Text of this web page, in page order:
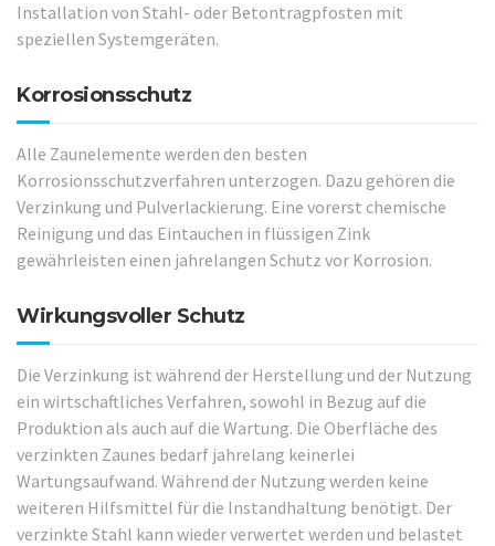
Installation von Stahl- oder Betontragpfosten mit
speziellen Systemgeräten.
Korrosionsschutz
Alle Zaunelemente werden den besten
Korrosionsschutzverfahren unterzogen. Dazu gehören die
Verzinkung und Pulverlackierung. Eine vorerst chemische
Reinigung und das Eintauchen in flüssigen Zink
gewährleisten einen jahrelangen Schutz vor Korrosion.
Wirkungsvoller Schutz
Die Verzinkung ist während der Herstellung und der Nutzung
ein wirtschaftliches Verfahren, sowohl in Bezug auf die
Produktion als auch auf die Wartung. Die Oberfläche des
verzinkten Zaunes bedarf jahrelang keinerlei
Wartungsaufwand. Während der Nutzung werden keine
weiteren Hilfsmittel für die Instandhaltung benötigt. Der
verzinkte Stahl kann wieder verwertet werden und belastet